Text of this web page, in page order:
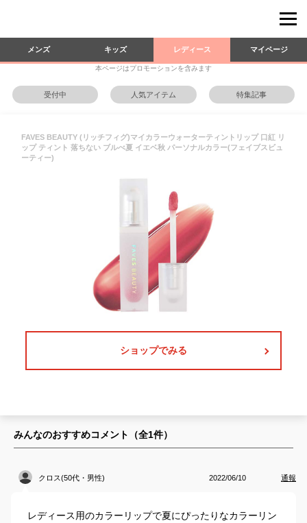
メンズ キッズ レディース マイページ
本ページはプロモーションを含みます
受付中 人気アイテム 特集記事
FAVES BEAUTY (リッチフィグ)マイカラーウォーターティントリップ 口紅 リ
ップ ティント 落ちない ブルべ夏 イエベ秋 パーソナルカラー(フェイブスビュ
ーティー)
ショップでみる
みんなのおすすめコメント（全1件）
クロス(50代・男性) 2022/06/10 通報
レディース用のカラーリップで夏にぴったりなカラーリン